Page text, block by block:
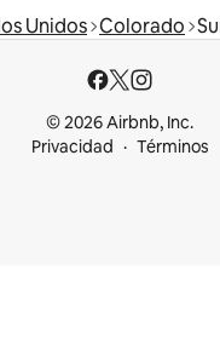
Unidos Colorado
© 2026 Airbnb, Inc.
Privacidad
Términos